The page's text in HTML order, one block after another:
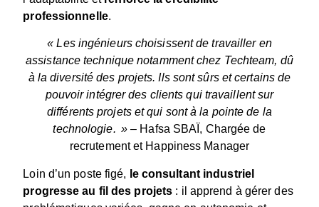
professionnelle.
«Les ingénieurs choisissent de travailler en
assistance technique notamment chez Techteam, dû
à la diversité des projets. Ils sont sûrs et certains de
pouvoir intégrer des clients qui travaillent sur
différents projets et qui sont à la pointe de la
technologie. »– Hafsa SBAÏ, Chargée de
recrutement et Happiness Manager
Loin d’un poste figé, le consultant industriel
progresse au fil des projets : il apprend à gérer des